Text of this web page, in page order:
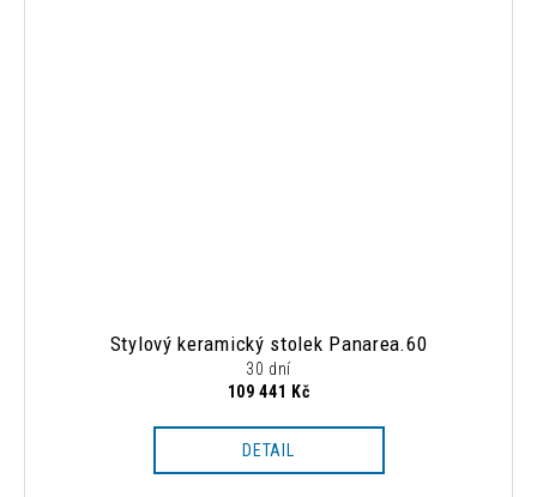
Stylový keramický stolek Panarea.60
30 dní
109 441 Kč
DETAIL